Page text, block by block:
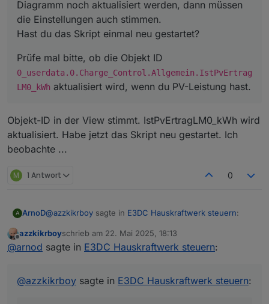
hast.
Diagramm noch aktualisiert werden, dann müssen
die Einstellungen auch stimmen.
Hast du das Skript einmal neu gestartet?
Prüfe mal bitte, ob die Objekt ID
0_userdata.0.Charge_Control.Allgemein.IstPvErtrag
LM0_kWh aktualisiert wird, wenn du PV-Leistung hast.
Objekt-ID in der View stimmt. IstPvErtragLM0_kWh wird
aktualisiert. Habe jetzt das Skript neu gestartet. Ich
beobachte ...
M 1 Antwort 0
A ArnoD@azzkikrboy sagte in E3DC Hauskraftwerk steuern:
@arnod sagte inE3DC Hauskraftwerk steuern
azzkikrboy
Sieht so aus, als ob um ca. 11:15 Uhr die PV-
Du kanns deine Batterie z.B. nicht gleich auf 60% SOC
laden wenn die Prognose eine hohe PV- Leistung
Offline
azzkikrboyschrieb am 22. Mai 2025, 18:13
zuletzt editiert von
@arnod sagte in E3DC Hauskraftwerk steuern:
@azzkikrboy sagte in E3DC Hauskraftwerk steuern: